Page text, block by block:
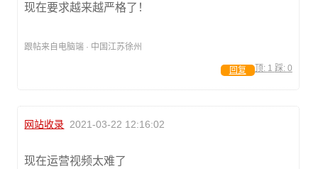
现在要求越来越严格了！
跟帖来自电脑端 · 中国江苏徐州
顶: 1 踩: 0
回复
网站收录 2021-03-22 12:16:02
现在运营视频太难了